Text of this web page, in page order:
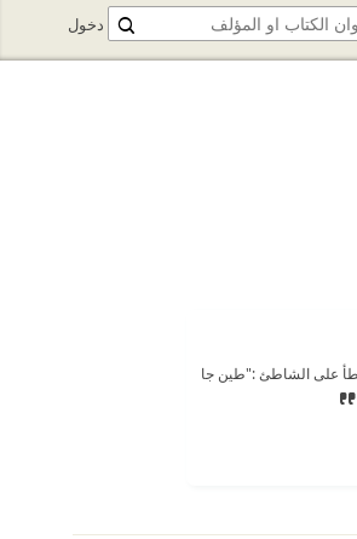
على الشاطئ :"طين جا
دخول